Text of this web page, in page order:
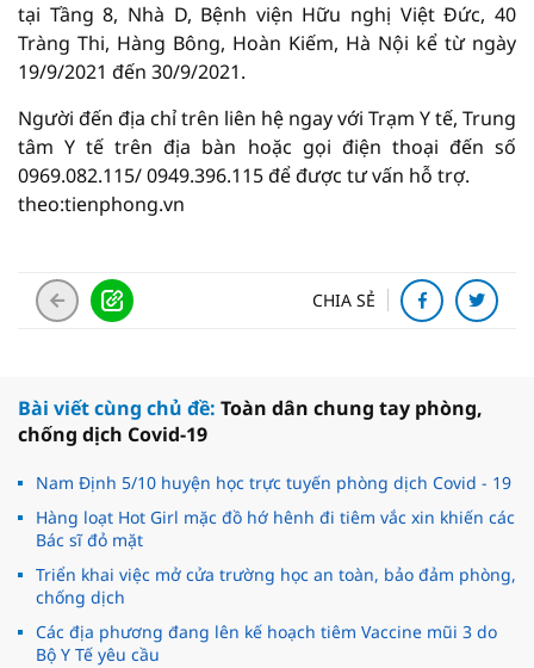
tại Tầng 8, Nhà D, Bệnh viện Hữu nghị Việt Đức, 40
Tràng Thi, Hàng Bông, Hoàn Kiếm, Hà Nội kể từ ngày
19/9/2021 đến 30/9/2021.
Người đến địa chỉ trên liên hệ ngay với Trạm Y tế, Trung
tâm Y tế trên địa bàn hoặc gọi điện thoại đến số
0969.082.115/ 0949.396.115 để được tư vấn hỗ trợ.
theo:tienphong.vn
CHIA SẺ
Bài viết cùng chủ đề: Toàn dân chung tay phòng,
chống dịch Covid-19
Nam Định 5/10 huyện học trực tuyến phòng dịch Covid - 19
Hàng loạt Hot Girl mặc đồ hớ hênh đi tiêm vắc xin khiến các
Bác sĩ đỏ mặt
Triển khai việc mở cửa trường học an toàn, bảo đảm phòng,
chống dịch
Các địa phương đang lên kế hoạch tiêm Vaccine mũi 3 do
Bộ Y Tế yêu cầu